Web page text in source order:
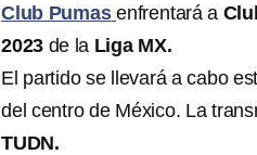
Club Pumas enfrentará a
2023 de la Liga MX.
El partido se llevará a cabo
del centro de México. La
TUDN.